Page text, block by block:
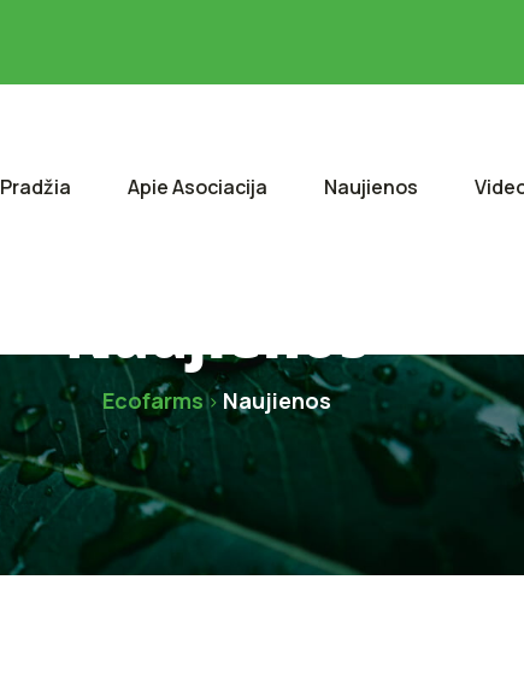
Pradžia Apie Asociacija Naujienos
Naujienos
Ecofarms> Naujienos